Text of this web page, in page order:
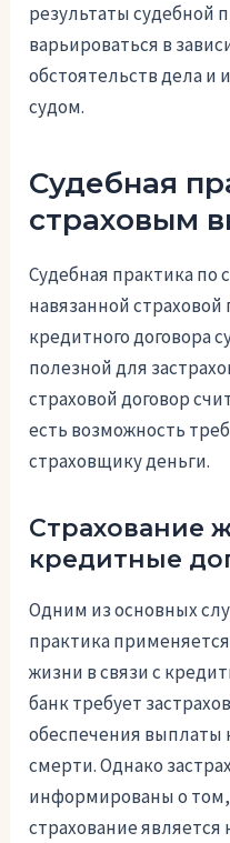
результаты судебной
варьироваться в
обстоятельств дела и
судом.
Судебная
страховым
Судебная практика по
навязанной
кредитного договора
полезной для
страховой договор
есть возможность
страховщику деньги.
Страхование
кредитные
Одним из основных
практика
жизни в связи с
банк требует
обеспечения выплаты
смерти. Однако
информированы о
страхование